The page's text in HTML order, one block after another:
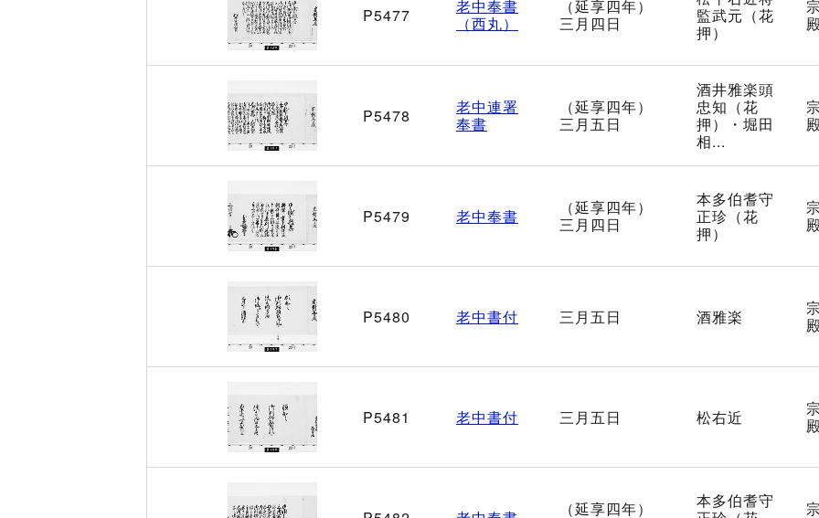
P5477
老中奉書
（西丸）
（延享四年）
三月四日
監武元（花
押）
P5478
老中連署
奉書
（延享四年）
三月五日
酒井雅楽頭
忠知（花
押）・堀田
相...
P5479 老中奉書
（延享四年）
三月四日
本多伯耆守
正珍（花
押）
P5480 老中書付 三月五日 酒雅楽
P5481 老中書付 三月五日 松右近
（延享四年）
本多伯耆守